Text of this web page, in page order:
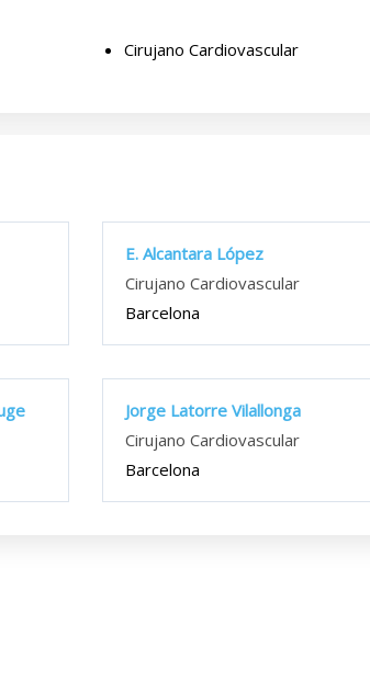
Cirujano Cardiovascular
E. Alcantara López
Cirujano Cardiovascular
Barcelona
Jorge Latorre Vilallonga
Cirujano Cardiovascular
Barcelona